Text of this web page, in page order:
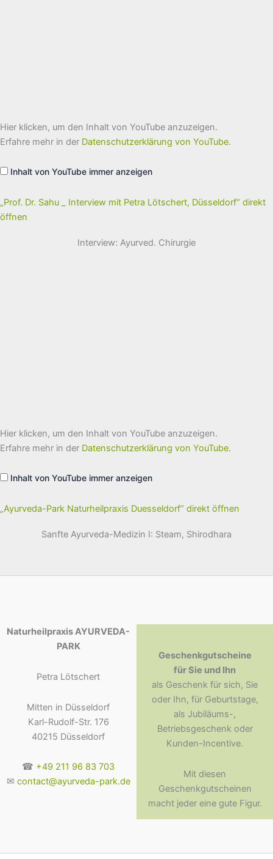
„Prof.
Dr.
Sahu
mit
Petra
von
YouTube
anzeigen
Hier klicken, um den Inhalt von YouTube anzuzeigen.
Erfahre mehr in der Datenschutzerklärung von YouTube.
Inhalt von YouTube immer anzeigen
„Prof. Dr. Sahu _ Interview mit Petra Lötschert, Düsseldorf“ direkt
öffnen
Interview: Ayurved. Chirurgie
„Ayurveda-
Park
Naturheilpraxis
YouTube
anzeigen
Hier klicken, um den Inhalt von YouTube anzuzeigen.
Erfahre mehr in der Datenschutzerklärung von YouTube.
Inhalt von YouTube immer anzeigen
„Ayurveda-Park Naturheilpraxis Duesseldorf“ direkt öffnen
Sanfte Ayurveda-Medizin I: Steam, Shirodhara
Naturheilpraxis AYURVEDA-
PARK
Petra Lötschert
Mitten in Düsseldorf
Karl-Rudolf-Str. 176
40215 Düsseldorf
☎ +49 211 96 83 703
✉ contact@ayurveda-park.de
Geschenkgutscheine
für Sie und Ihn
als Geschenk für sich, Sie
oder Ihn, für Geburtstage,
als Jubiläums-,
Betriebsgeschenk oder
Kunden-Incentive.
Mit diesen
Geschenkgutscheinen
macht jeder eine gute Figur.